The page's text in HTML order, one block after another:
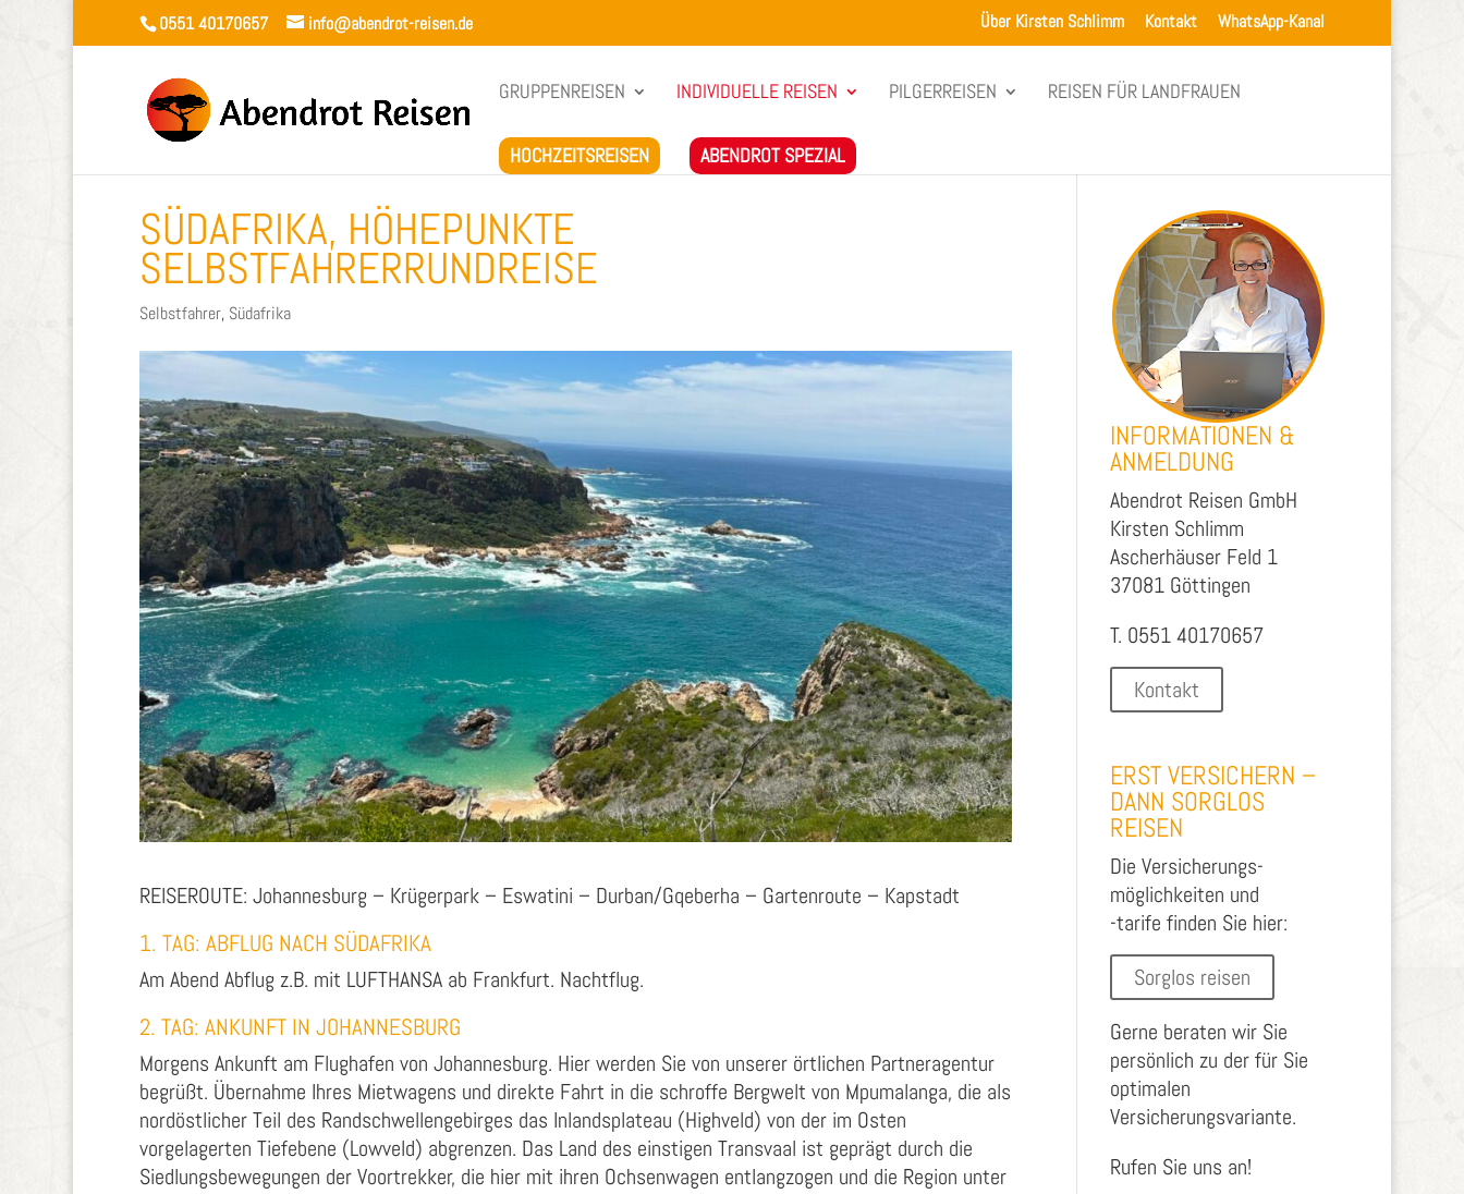
0551 40170657 info@abendrot-reisen.de Über Kirsten Schlimm Kontakt WhatsApp-Kanal
GRUPPENREISEN INDIVIDUELLE REISEN PILGERREISEN REISEN FÜR LANDFRAUEN
HOCHZEITSREISEN ABENDROT SPEZIAL
SÜDAFRIKA, HÖHEPUNKTE
SELBSTFAHRERRUNDREISE
Selbstfahrer, Südafrika
REISEROUTE: Johannesburg – Krügerpark – Eswatini – Durban/Gqeberha – Gartenroute – Kapstadt
1. TAG: ABFLUG NACH SÜDAFRIKA
Am Abend Abflug z.B. mit LUFTHANSA ab Frankfurt. Nachtflug.
2. TAG: ANKUNFT IN JOHANNESBURG
Morgens Ankunft am Flughafen von Johannesburg. Hier werden Sie von unserer örtlichen Partneragentur
begrüßt. Übernahme Ihres Mietwagens und direkte Fahrt in die schroffe Bergwelt von Mpumalanga, die als
nordöstlicher Teil des Randschwellengebirges das Inlandsplateau (Highveld) von der im Osten
vorgelagerten Tiefebene (Lowveld) abgrenzen. Das Land des einstigen Transvaal ist geprägt durch die
Siedlungsbewegungen der Voortrekker, die hier mit ihren Ochsenwagen entlangzogen und die Region unter
INFORMATIONEN &
ANMELDUNG
Abendrot Reisen GmbH
Kirsten Schlimm
Ascherhäuser Feld 1
37081 Göttingen
T. 0551 40170657
Kontakt
ERST VERSICHERN –
DANN SORGLOS
REISEN
Die Versicherungs-
möglichkeiten und
-tarife finden Sie hier:
Sorglos reisen
Gerne beraten wir Sie
persönlich zu der für Sie
optimalen
Versicherungsvariante.
Rufen Sie uns an!